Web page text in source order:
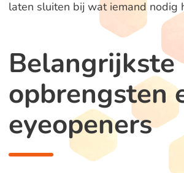
laten sluiten bij wat iemand nodig
Belangrijkste
opbrengsten
eyeopeners